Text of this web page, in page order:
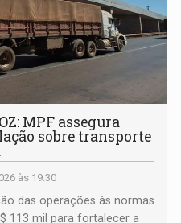
MPF assegura
sobre transporte
às 19:30
das operações às normas
113 mil para fortalecer a